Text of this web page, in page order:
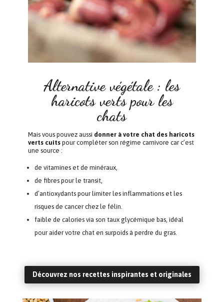
Alternative végétale : les
haricots verts pour les
chats
Mais vous pouvez aussi donner à votre chat des haricots
verts cuitspour compléter son régime carnivore car c’est
une source :
de vitamines et de minéraux,
de fibres pour le transit,
d’antioxydants pour limiter les inflammations et les
risques de cancer chez le félin.
faible de calories via son taux glycémique bas, idéal
pour aider votre chat en surpoids à perdre du gras.
Découvrez nos recettes inspirantes et originales